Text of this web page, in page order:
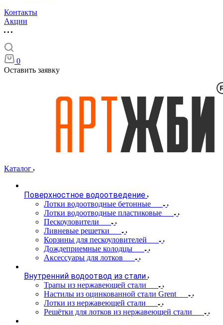
Контакты
Акции
0
Оставить заявку
Каталог
Поверхностное водоотведение
Лотки водоотводные бетонные
Лотки водоотводные пластиковые
Пескоуловители
Ливневые решетки
Корзины для пескоуловителей
Дождеприемные колодцы
Аксессуары для лотков
Внутренний водоотвод из стали
Трапы из нержавеющей стали
Настилы из оцинкованной стали Grent
Лотки из нержавеющей стали
Решётки для лотков из нержавеющей стали